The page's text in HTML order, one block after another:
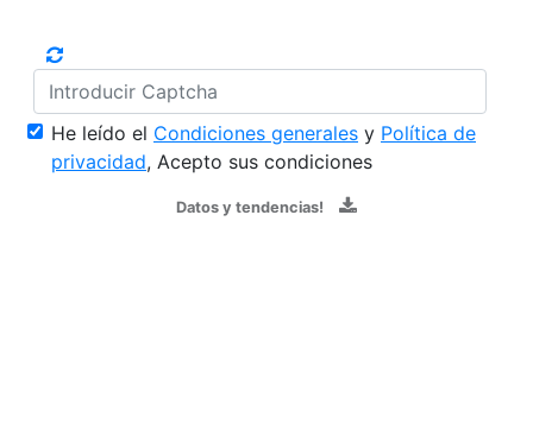
He leído el Condiciones generales y Política de
privacidad, Acepto sus condiciones
Datos y tendencias!